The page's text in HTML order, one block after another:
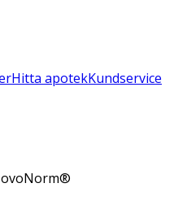
Hitta apotekKundservice